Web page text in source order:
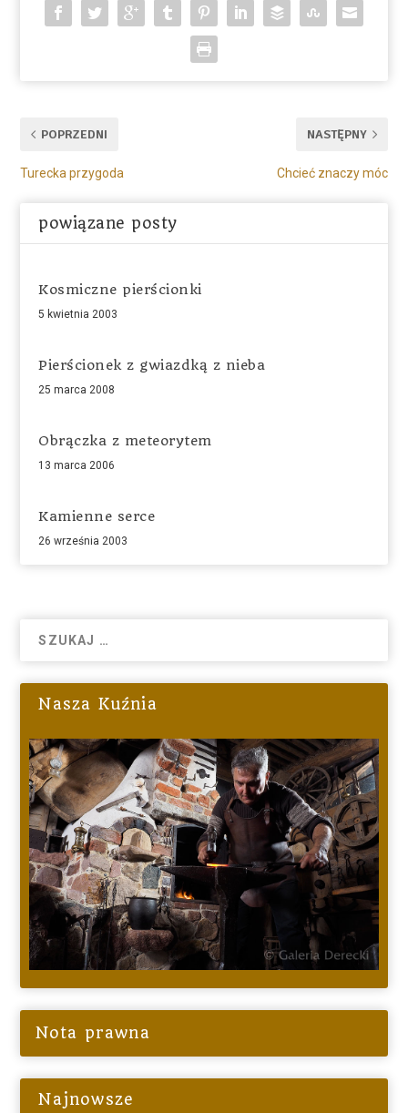
POPRZEDNI
Turecka przygoda
NASTĘPNY
Chcieć znaczy móc
powiązane posty
Kosmiczne pierścionki
5 kwietnia 2003
Pierścionek z gwiazdką z nieba
25 marca 2008
Obrączka z meteorytem
13 marca 2006
Kamienne serce
26 września 2003
Nasza Kuźnia
Nota prawna
Najnowsze